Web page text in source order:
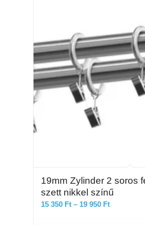
19mm Zylinder 2 soros
szett nikkel színű
15 350 Ft – 19 950 Ft